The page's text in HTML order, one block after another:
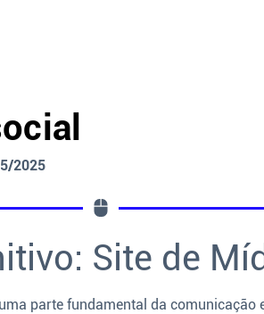
2025
Site de
parte fundamental da comunicação